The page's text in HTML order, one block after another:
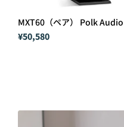
MXT60（ペア） Polk Audio
¥50,580